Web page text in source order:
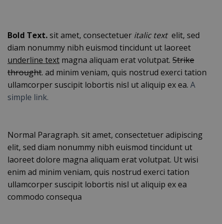
Bold Text.sit amet, consectetuer italic text elit, sed
diam nonummy nibh euismod tincidunt ut laoreet
underline text magna aliquam erat volutpat. Strike
throught. ad minim veniam, quis nostrud exerci tation
ullamcorper suscipit lobortis nisl ut aliquip ex ea. A
simple link.
Normal Paragraph. sit amet, consectetuer adipiscing
elit, sed diam nonummy nibh euismod tincidunt ut
laoreet dolore magna aliquam erat volutpat. Ut wisi
enim ad minim veniam, quis nostrud exerci tation
ullamcorper suscipit lobortis nisl ut aliquip ex ea
commodo consequa